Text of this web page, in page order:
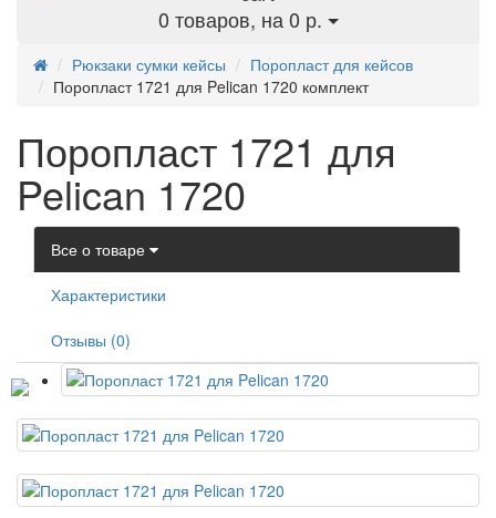
0 товаров, на 0 р.
Рюкзаки сумки кейсы
Поропласт для кейсов
Поропласт 1721 для Pelican 1720 комплект
Поропласт 1721 для
Pelican 1720
Все о товаре
Характеристики
Отзывы (0)